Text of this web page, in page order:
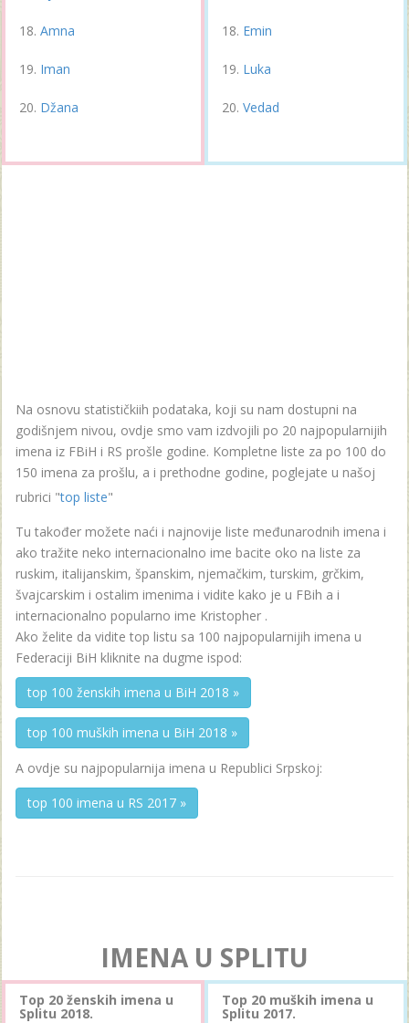
Amna
Iman
Džana
Emin
Luka
Vedad
Na osnovu statističkiih podataka, koji su nam dostupni na
godišnjem nivou, ovdje smo vam izdvojili po 20 najpopularnijih
imena iz FBiH i RS prošle godine. Kompletne liste za po 100 do
150 imena za prošlu, a i prethodne godine, poglejate u našoj
rubrici "top liste"
Tu također možete naći i najnovije liste međunarodnih imena i
ako tražite neko internacionalno ime bacite oko na liste za
ruskim, italijanskim, španskim, njemačkim, turskim, grčkim,
švajcarskim i ostalim imenima i vidite kako je u FBih a i
internacionalno popularno ime Kristopher .
Ako želite da vidite top listu sa 100 najpopularnijih imena u
Federaciji BiH kliknite na dugme ispod:
top 100 ženskih imena u BiH 2018 »
top 100 muških imena u BiH 2018 »
A ovdje su najpopularnija imena u Republici Srpskoj:
top 100 imena u RS 2017 »
IMENA U SPLITU
Top 20 ženskih imena u
Splitu 2018.
Top 20 muških imena u
Splitu 2017.